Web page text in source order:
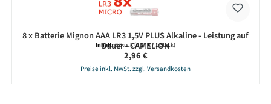
8 x Batterie Mignon AAA LR3 1,5V PLUS Alkaline - Leistung auf
Dauer - CAMELION
Inhalt:8 Stück(0,37 € / 1 Stück)
Regulärer Preis:
2,96 €
Preise inkl. MwSt. zzgl. Versandkosten